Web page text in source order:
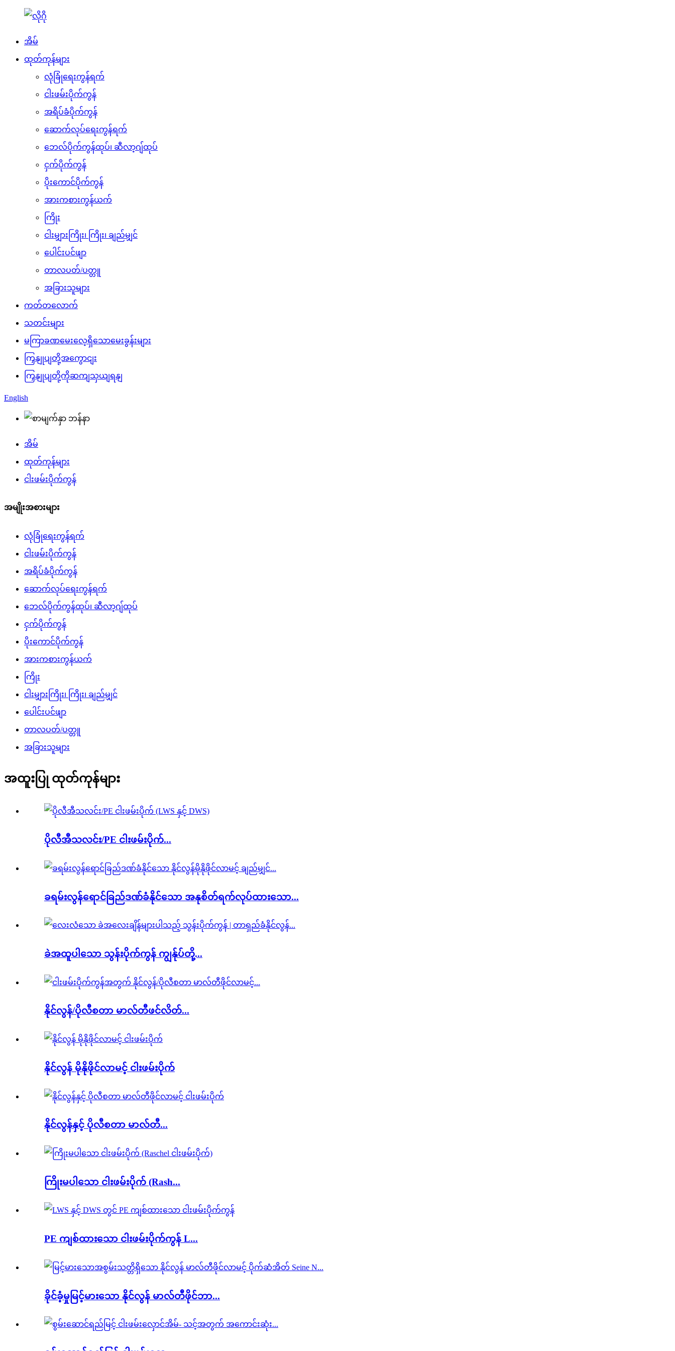
အိမ်
ထုတ်ကုန်များ
လုံခြုံရေးကွန်ရက်
ငါးဖမ်းပိုက်ကွန်
အရိပ်ခံပိုက်ကွန်
ဆောက်လုပ်ရေးကွန်ရက်
ဘေလ်ပိုက်ကွန်ထုပ်၊ ဆီလာ့ဂျ်ထုပ်
ငှက်ပိုက်ကွန်
ပိုးကောင်ပိုက်ကွန်
အားကစားကွန်ယက်
ကြိုး
ငါးမျှားကြိုး၊ ကြိုး၊ ချည်မျှင်
ပေါင်းပင်ဖျာ
တာလပတ်/ပတ္တူ
အခြားသူများ
ကတ်တလောက်
သတင်းများ
မကြာခဏမေးလေ့ရှိသောမေးခွန်းများ
ကြှနျုပျတို့အကွောငျး
ကြှနျုပျတို့ကိုဆကျသှယျရနျ
English
အိမ်
ထုတ်ကုန်များ
ငါးဖမ်းပိုက်ကွန်
အမျိုးအစားများ
လုံခြုံရေးကွန်ရက်
ငါးဖမ်းပိုက်ကွန်
အရိပ်ခံပိုက်ကွန်
ဆောက်လုပ်ရေးကွန်ရက်
ဘေလ်ပိုက်ကွန်ထုပ်၊ ဆီလာ့ဂျ်ထုပ်
ငှက်ပိုက်ကွန်
ပိုးကောင်ပိုက်ကွန်
အားကစားကွန်ယက်
ကြိုး
ငါးမျှားကြိုး၊ ကြိုး၊ ချည်မျှင်
ပေါင်းပင်ဖျာ
တာလပတ်/ပတ္တူ
အခြားသူများ
အထူးပြု ထုတ်ကုန်များ
ပိုလီအီသလင်း/PE ငါးဖမ်းပိုက်...
ခရမ်းလွန်ရောင်ခြည်ဒဏ်ခံနိုင်သော အနုစိတ်ရက်လုပ်ထားသော...
ခဲအထူပါသော သွန်းပိုက်ကွန် ကျွန်ုပ်တို့...
နိုင်လွန်/ပိုလီစတာ မာလ်တီဖင်လိတ်...
နိုင်လွန် မိုနိုဖိုင်လာမင့် ငါးဖမ်းပိုက်
နိုင်လွန်နှင့် ပိုလီစတာ မာလ်တီ...
ကြိုးမပါသော ငါးဖမ်းပိုက် (Rash...
PE ကျစ်ထားသော ငါးဖမ်းပိုက်ကွန် L...
ခိုင်ခံ့မှုမြင့်မားသော နိုင်လွန် မာလ်တီဖိုင်ဘာ...